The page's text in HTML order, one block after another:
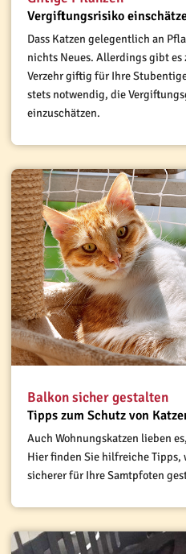
Vergiftungsrisiko
Dass Katzen gelegentlich an
nichts Neues. Allerdings gibt
Verzehr giftig für Ihre
stets notwendig, die
einzuschätzen.
Balkon sicher gestalten
Tipps zum Schutz von
Auch Wohnungskatzen lieben
Hier finden Sie hilfreiche Tipps,
sicherer für Ihre Samtpfoten